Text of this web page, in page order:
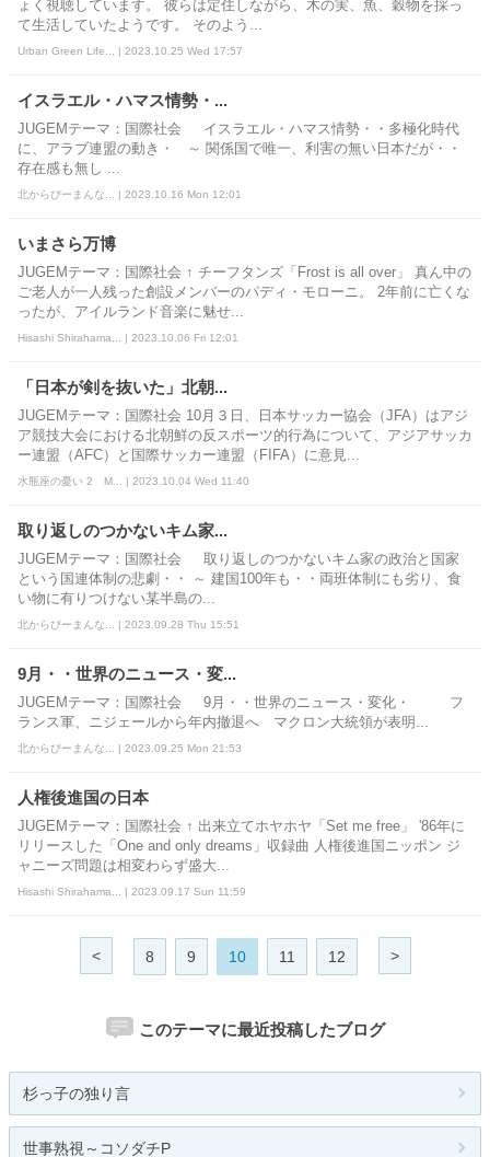
ょく視聴しています。 彼らは定住しながら、木の実、魚、穀物を採っ
て生活していたようです。 そのよう...
Urban Green Life... | 2023.10.25 Wed 17:57
イスラエル・ハマス情勢・...
JUGEMテーマ：国際社会 イスラエル・ハマス情勢・・多極化時代
に、アラブ連盟の動き・ ～ 関係国で唯一、利害の無い日本だが・・
存在感も無し ...
北からぴーまんな... | 2023.10.16 Mon 12:01
いまさら万博
JUGEMテーマ：国際社会 ↑ チーフタンズ「Frost is all over」 真ん中の
ご老人が一人残った創設メンバーのパディ・モローニ。 2年前に亡くな
ったが、アイルランド音楽に魅せ...
Hisashi Shirahama... | 2023.10.06 Fri 12:01
「日本が剣を抜いた」北朝...
JUGEMテーマ：国際社会 10月３日、日本サッカー協会（JFA）はアジ
ア競技大会における北朝鮮の反スポーツ的行為について、アジアサッカ
ー連盟（AFC）と国際サッカー連盟（FIFA）に意見...
水瓶座の憂い 2 M... | 2023.10.04 Wed 11:40
取り返しのつかないキム家...
JUGEMテーマ：国際社会 取り返しのつかないキム家の政治と国家
という国連体制の悲劇・・ ～ 建国100年も・・両班体制にも劣り、食
い物に有りつけない某半島の...
北からぴーまんな... | 2023.09.28 Thu 15:51
9月・・世界のニュース・変...
JUGEMテーマ：国際社会 9月・・世界のニュース・変化・ フ
ランス軍、ニジェールから年内撤退へ マクロン大統領が表明...
北からぴーまんな... | 2023.09.25 Mon 21:53
人権後進国の日本
JUGEMテーマ：国際社会 ↑ 出来立てホヤホヤ「Set me free」 '86年に
リリースした「One and only dreams」収録曲 人権後進国ニッポン ジ
ャニーズ問題は相変わらず盛大...
Hisashi Shirahama... | 2023.09.17 Sun 11:59
< 8 9 10 11 12 >
このテーマに最近投稿したブログ
杉っ子の独り言
世事熟視～コソダチP